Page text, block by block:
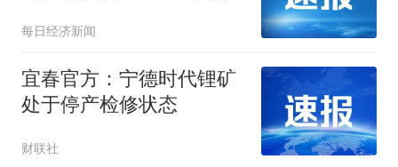
球第一
每日经济新闻
宜春官方：宁德时代锂矿
处于停产检修状态
财联社